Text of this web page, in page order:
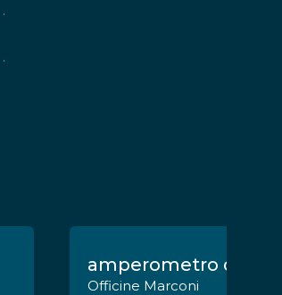
amperometro d'aereo
Officine Marconi